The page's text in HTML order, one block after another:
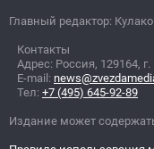
Главный редактор:
Контакты
Адрес: Россия, 129164,
E-mail:
Тел: +7 (495) 645-92-89
Издание может